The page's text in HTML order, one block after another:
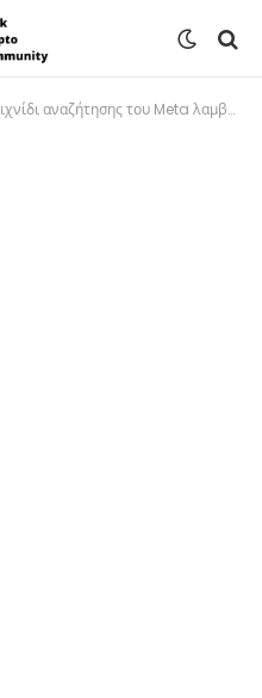
Meta λαμβάνει επιτέλους ενημέρωση γραφικών που αξίζει την Quest 3